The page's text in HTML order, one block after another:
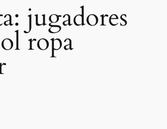
jugadores
ropa